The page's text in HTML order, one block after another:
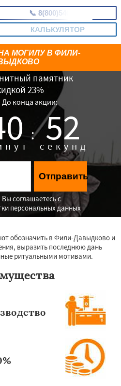
📞 8(800)5403465
КАЛЬКУЛЯТОР
памятник
23%
конца акции:
: 51
секунд
Отправить
соглашаетесь с
персональных данных
МОГИЛУ В ФИЛИ-
обозначить в Фили-Давыдково и
выразить последнюю дань
ритуальными мотивами.